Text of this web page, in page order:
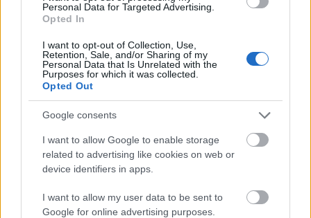
Personal Data for Targeted Advertising.
Opted In
I want to opt-out of Collection, Use,
Retention, Sale, and/or Sharing of my
Personal Data that Is Unrelated with the
Purposes for which it was collected.
Opted Out
Google consents
I want to allow Google to enable storage
related to advertising like cookies on web or
device identifiers in apps.
I want to allow my user data to be sent to
Google for online advertising purposes.
ΚΑΙΡΟΣ
Για να προσθέσεις το σχόλιο
σου πρέπει να συνδεθείς
στο my gazzetta!
Εγγραφή Σύνδεση